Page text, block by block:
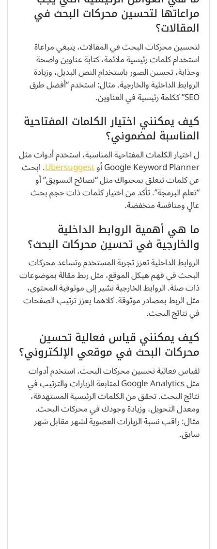
مراعاتها لتحسين محركات البحث في
المقالات؟
لتحسين محركات البحث في المقالات، ينبغي مراعاة
استخدام كلمات رئيسية ملائمة، كتابة عناوين واضحة
وجذابة، تحسين الصور باستخدام النص البديل، وزيادة
الروابط الداخلية والخارجية. مثال: استخدم “أفضل طرق
SEO” ككلمة رئيسية في العناوين.
كيف يمكنني اختيار الكلمات المفتاحية
المناسبة لمضموني؟
ل اختيار الكلمات المفتاحية المناسبة، استخدم أدوات مثل
Google Keyword Planner أو Ubersuggest. ابحث
عن كلمات تتعلق بمحتواك مثل “نصائح التسويق” أو
“تعلم البرمجة”. تأكد من اختيار كلمات ذات حجم بحث
عالٍ ومنافسة منخفضة.
ما هي أهمية الروابط الداخلية
والخارجية في تحسين محركات البحث؟
الروابط الداخلية تعزز تجربة المستخدم وتساعد محركات
البحث في فهم هيكل الموقع، مثل ربط مقالة بموضوعات
ذات صلة. الروابط الخارجية تشير إلى موثوقية المحتوى،
مثل الربط بمصادر موثوقة. كلاهما يعزز ترتيب الصفحات
في نتائج البحث.
كيف يمكنني قياس فعالية تحسين
محركات البحث في موقعي الإلكتروني؟
لقياس فعالية تحسين محركات البحث، استخدم أدوات
مثل Google Analytics لمتابعة الزيارات والترتيب في
نتائج البحث. تحقق من الكلمات الرئيسية المستهدفة،
ومعدل التحويل، وزيادة وجودك في محركات البحث.
مثال: راقب نسبة الزيارات العضوية لشهر مقابل شهر
سابق.